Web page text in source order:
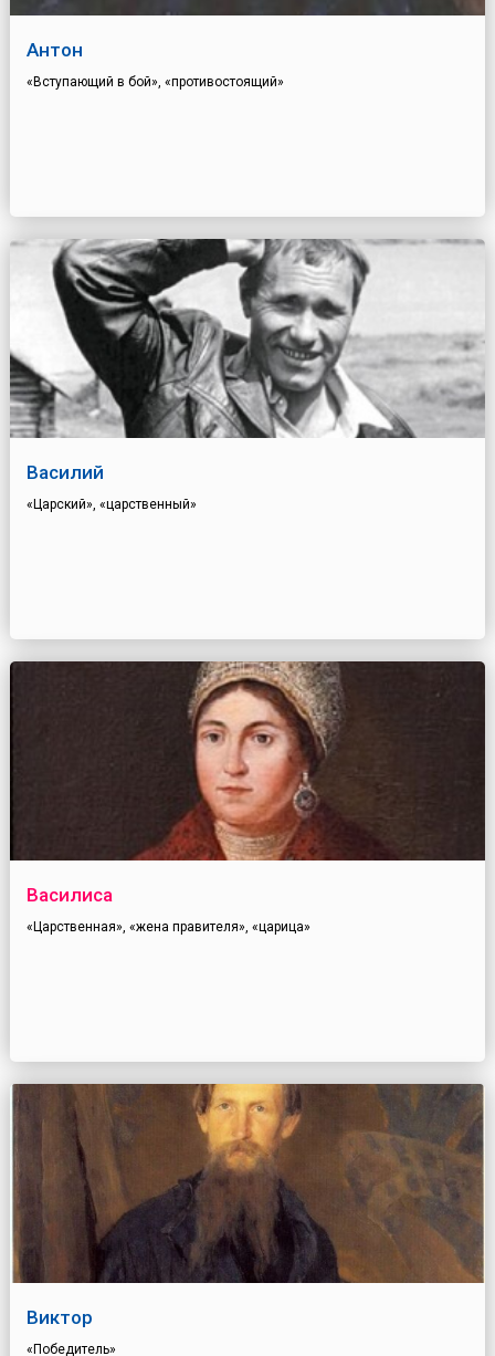
Антон
«Вступающий в бой», «противостоящий»
Василий
«Царский», «царственный»
Василиса
«Царственная», «жена правителя», «царица»
Виктор
«Победитель»